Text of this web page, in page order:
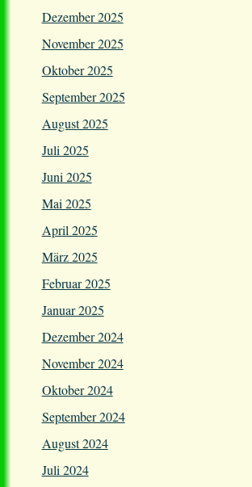
Dezember 2025
November 2025
Oktober 2025
September 2025
August 2025
Juli 2025
Juni 2025
Mai 2025
April 2025
März 2025
Februar 2025
Januar 2025
Dezember 2024
November 2024
Oktober 2024
September 2024
August 2024
Juli 2024